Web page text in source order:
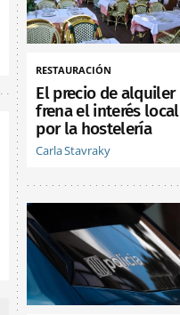
RESTAURACIÓN
El precio de alquiler
frena el interés local
por la hostelería
Carla Stavraky